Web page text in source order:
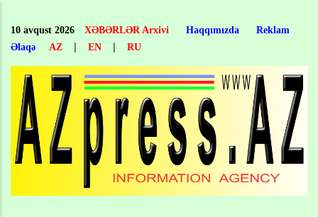
main
content
10 avqust 2026 XƏBƏRLƏR Arxivi Haqqımızda
Reklam
Əlaqə
AZ | EN | RU